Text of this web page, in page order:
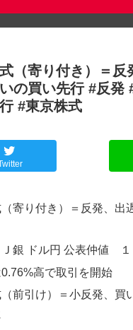
（寄り付き）＝反
の買い先行 #反発
#東京株式
寄り付き）＝反発、出
銀 ドル円 公表仲値 １
高で取引を開始
前引け）＝小反発、買